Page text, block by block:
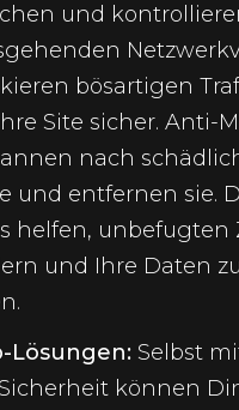
und
bösartigen
Site sicher. Anti-
nach
und entfernen sie.
helfen, unbefugten
und Ihre Daten zu
Lösungen: Selbst
können